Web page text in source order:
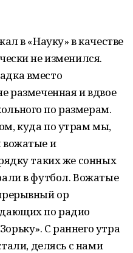
в «Науку» в качестве
не изменился.
вместо
размеченная и вдвое
по размерам.
куда по утрам мы,
вожатые и
таких же сонных
в футбол. Вожатые
ор
по радио
С раннего утра
делясь с нами